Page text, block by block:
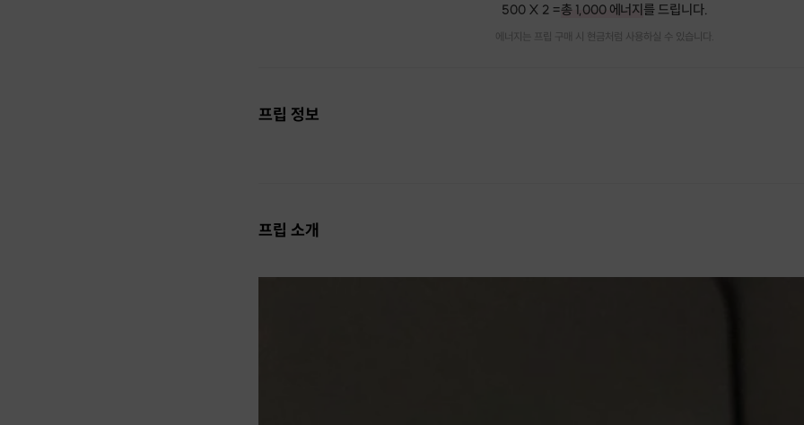
500 X 2 =총 1,000 에너지를 드립니다.
에너지는 프립 구매 시 현금처럼 사용하실 수 있습니다.
프립 정보
프립 소개